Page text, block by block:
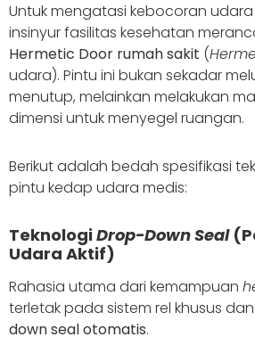
Untuk mengatasi kebocoran
insinyur fasilitas kesehatan
Hermetic Door rumah sakit (
udara). Pintu ini bukan sekadar
menutup, melainkan melakukan
dimensi untuk menyegel ruangan.
Berikut adalah bedah spesifikasi
pintu kedap udara medis:
TeknologiDrop-Down Seal
Udara Aktif)
Rahasia utama dari kemampuan
terletak pada sistem rel khusus
down seal otomatis.